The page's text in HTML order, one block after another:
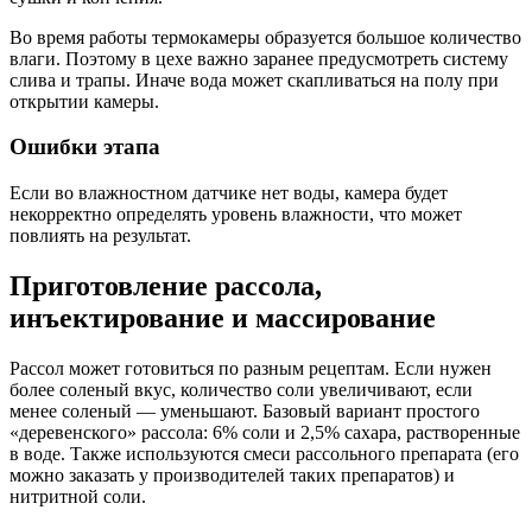
Во время работы термокамеры образуется большое количество
влаги. Поэтому в цехе важно заранее предусмотреть систему
слива и трапы. Иначе вода может скапливаться на полу при
открытии камеры.
Ошибки этапа
Если во влажностном датчике нет воды, камера будет
некорректно определять уровень влажности, что может
повлиять на результат.
Приготовление рассола,
инъектирование и массирование
Рассол может готовиться по разным рецептам. Если нужен
более соленый вкус, количество соли увеличивают, если
менее соленый — уменьшают. Базовый вариант простого
«деревенского» рассола: 6% соли и 2,5% сахара, растворенные
в воде. Также используются смеси рассольного препарата (его
можно заказать у производителей таких препаратов) и
нитритной соли.